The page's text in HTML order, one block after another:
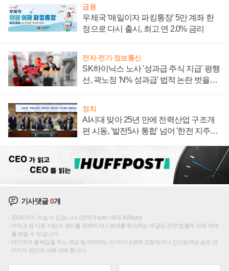
금융
우체국 '매일이자 파킹통장' 5만 계좌 한
정으로 다시 출시, 최고 연 2.0% 금리
전자·전기·정보통신
SK하이닉스 노사 '성과급 주식 지급' 평행
선, 곽노정 'N% 성과급' 법적 논란 벗을지
정치
AI시대 맞아 25년 만에 전력산업 구조개
편 시동, '발전5사 통합' 넘어 '한전 지주사'
기사댓글0개
200자까지 쓰실 수 있습니다. (현재 0 byte / 최대 400byte)
저작권 등 다른 사람의 권리를 침해하거나 명예를 훼손하는 댓글은 관련 법률에 의해 제재
를 받을 수 있습니다.
타인에게 불쾌감을 주는 욕설 등 비하하는 단어가 내용에 포함되거나 인신공격성 글은 관
리자의 판단에 의해 삭제 합니다.